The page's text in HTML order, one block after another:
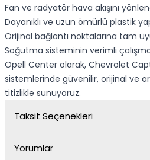
Fan ve radyatör hava akışını
Dayanıklı ve uzun ömürlü plastik
Orijinal bağlantı noktalarına tam
Soğutma sisteminin verimli
Opell Center olarak, Chevrolet
sistemlerinde güvenilir, orijinal ve
titizlikle sunuyoruz.
Taksit Seçenekleri
Yorumlar